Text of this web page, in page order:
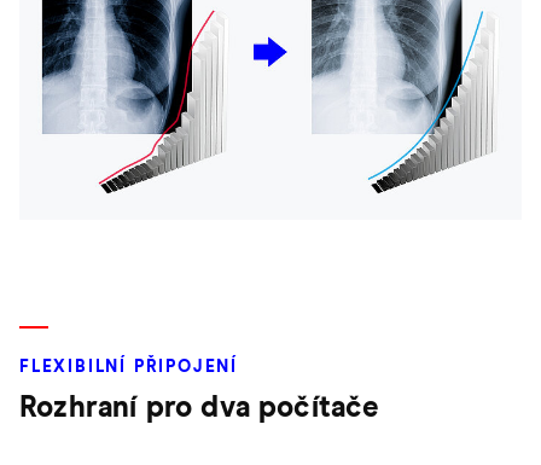
FLEXIBILNÍ PŘIPOJENÍ
Rozhraní pro dva počítače